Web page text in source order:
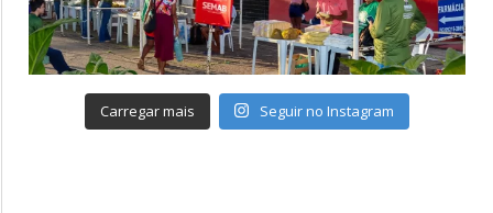
Carregar mais Seguir no Instagram